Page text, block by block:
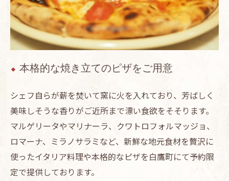
本格的な焼き立てのピザをご用意
シェフ自らが薪を焚いて窯に火を入れており、芳ばしく
美味しそうな香りがご近所まで漂い食欲をそそります。
マルゲリータやマリナーラ、クワトロフォルマッジョ、
ロマーナ、ミラノサラミなど、新鮮な地元食材を贅沢に
使ったイタリア料理や本格的なピザを白鷹町にて予約限
定で提供しております。